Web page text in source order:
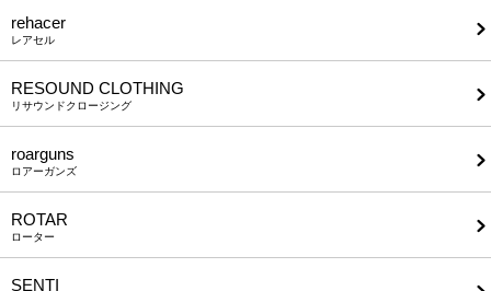
rehacer
レアセル
RESOUND CLOTHING
リサウンドクロージング
roarguns
ロアーガンズ
ROTAR
ローター
SENTI